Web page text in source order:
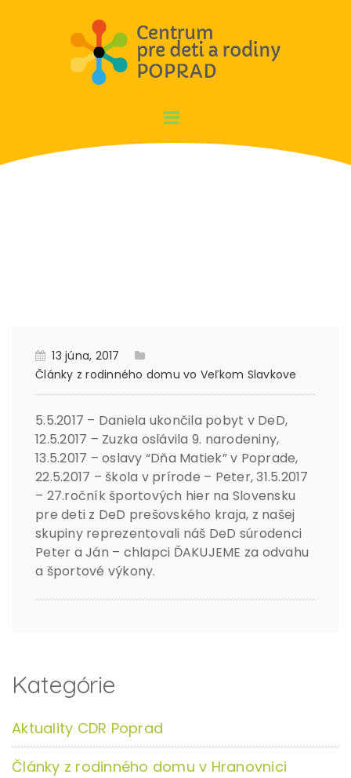
13 júna, 2017
Články z rodinného domu vo Veľkom Slavkove
5.5.2017 – Daniela ukončila pobyt v DeD,
12.5.2017 – Zuzka oslávila 9. narodeniny,
13.5.2017 – oslavy “Dňa Matiek” v Poprade,
22.5.2017 – škola v prírode – Peter, 31.5.2017
– 27.ročník športových hier na Slovensku
pre deti z DeD prešovského kraja, z našej
skupiny reprezentovali náš DeD súrodenci
Peter a Ján – chlapci ĎAKUJEME za odvahu
a športové výkony.
Kategórie
Aktuality CDR Poprad
Články z rodinného domu v Hranovnici